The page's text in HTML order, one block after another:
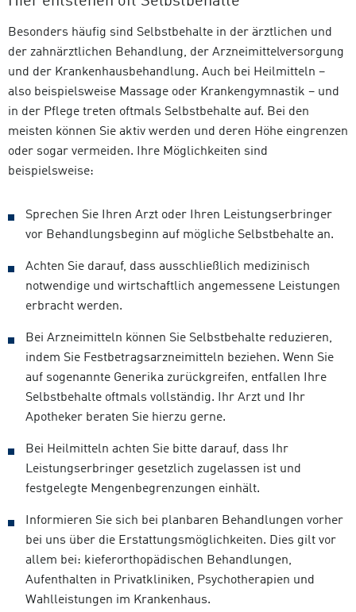
Besonders häufig sind Selbstbehalte in der ärztlichen und
der zahnärztlichen Behandlung, der Arzneimittelversorgung
und der Krankenhausbehandlung. Auch bei Heilmitteln –
also beispielsweise Massage oder Krankengymnastik – und
in der Pflege treten oftmals Selbstbehalte auf. Bei den
meisten können Sie aktiv werden und deren Höhe eingrenzen
oder sogar vermeiden. Ihre Möglichkeiten sind
beispielsweise:
Sprechen Sie Ihren Arzt oder Ihren Leistungserbringer
vor Behandlungsbeginn auf mögliche Selbstbehalte an.
Achten Sie darauf, dass ausschließlich medizinisch
notwendige und wirtschaftlich angemessene Leistungen
erbracht werden.
Bei Arzneimitteln können Sie Selbstbehalte reduzieren,
indem Sie Festbetragsarzneimitteln beziehen. Wenn Sie
auf sogenannte Generika zurückgreifen, entfallen Ihre
Selbstbehalte oftmals vollständig. Ihr Arzt und Ihr
Apotheker beraten Sie hierzu gerne.
Bei Heilmitteln achten Sie bitte darauf, dass Ihr
Leistungserbringer gesetzlich zugelassen ist und
festgelegte Mengenbegrenzungen einhält.
Informieren Sie sich bei planbaren Behandlungen vorher
bei uns über die Erstattungsmöglichkeiten. Dies gilt vor
allem bei: kieferorthopädischen Behandlungen,
Aufenthalten in Privatkliniken, Psychotherapien und
Wahlleistungen im Krankenhaus.